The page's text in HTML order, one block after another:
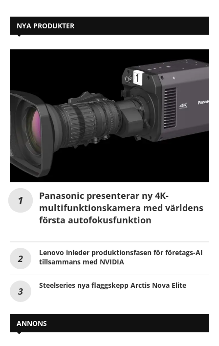
NYA PRODUKTER
Panasonic presenterar ny 4K-
multifunktionskamera med världens
första autofokusfunktion
Lenovo inleder produktionsfasen för företags-AI
tillsammans med NVIDIA
Steelseries nya flaggskepp Arctis Nova Elite
ANNONS